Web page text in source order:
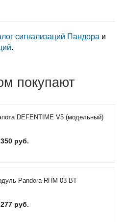
сигнализаций Пандора и
.
покупают
DEFENTIME V5 (модельный)
руб.
Pandora RHM-03 BT
руб.